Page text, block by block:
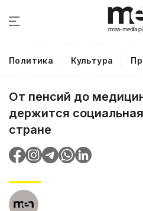
Политика Культура
От пенсий до
держится
стране